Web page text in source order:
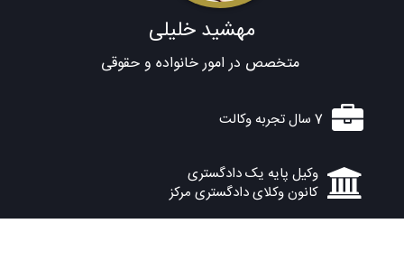
مهشید خلیلی
متخصص در امور خانواده و حقوقی
7 سال تجربه وکالت
وکیل پایه یک دادگستری
کانون وکلای دادگستری مرکز